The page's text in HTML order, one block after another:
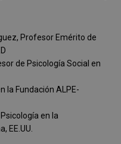
Profesor Emérito de
de Psicología Social en
la Fundación ALPE-
en la
EE.UU.